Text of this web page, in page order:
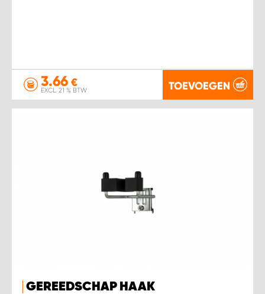
3.66 €
EXCL. 21 % BTW TOEVOEGEN
GEREEDSCHAP HAAK